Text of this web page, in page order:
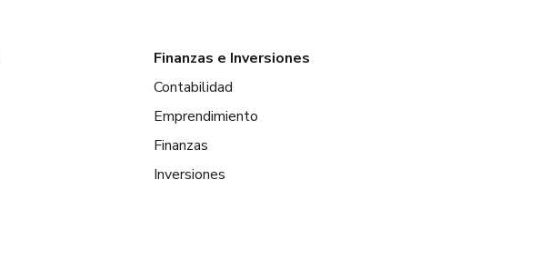
Finanzas e Inversiones
Contabilidad
Emprendimiento
Finanzas
Inversiones